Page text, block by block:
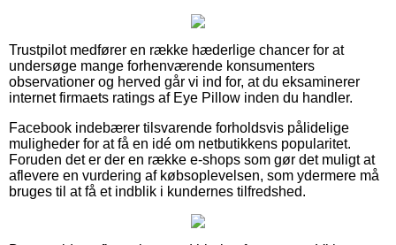
Trustpilot medfører en række hæderlige chancer for at
undersøge mange forhenværende konsumenters
observationer og herved går vi ind for, at du eksaminerer
internet firmaets ratings af Eye Pillow inden du handler.
Facebook indebærer tilsvarende forholdsvis pålidelige
muligheder for at få en idé om netbutikkens popularitet.
Foruden det er der en række e-shops som gør det muligt at
aflevere en vurdering af købsoplevelsen, som ydermere må
bruges til at få et indblik i kundernes tilfredshed.